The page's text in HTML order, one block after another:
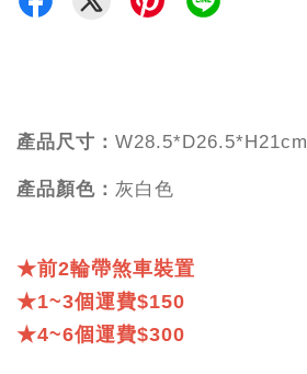
產品尺寸： W28.5*D26.5*H21cm
產品顏色： 灰白色
★前2輪帶煞車裝置
★1~3個運費$150
★4~6個運費$300